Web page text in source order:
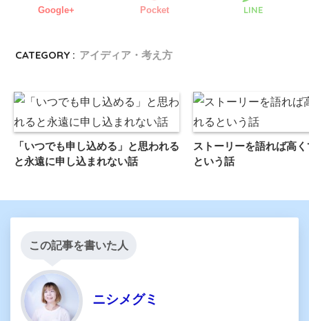
Google+ Pocket LINE
CATEGORY : アイディア・考え方
「いつでも申し込める」と思われる
と永遠に申し込まれない話
ストーリーを語れば高
という話
この記事を書いた人
ニシメグミ